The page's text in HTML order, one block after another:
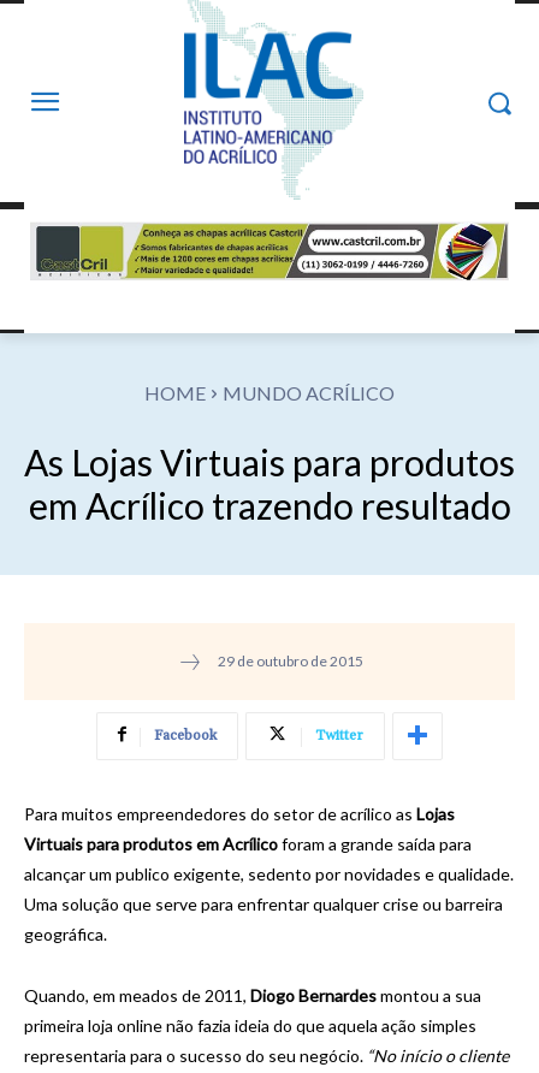
HOME MUNDO ACRÍLICO
As Lojas Virtuais para produtos
em Acrílico trazendo resultado
29 de outubro de 2015
Facebook Twitter
Para muitos empreendedores do setor de acrílico as Lojas
Virtuais para produtos em Acrílicoforam a grande saída para
alcançar um publico exigente, sedento por novidades e qualidade.
Uma solução que serve para enfrentar qualquer crise ou barreira
geográfica.
Quando, em meados de 2011, Diogo Bernardesmontou a sua
primeira loja online não fazia ideia do que aquela ação simples
representaria para o sucesso do seu negócio. “No início o cliente